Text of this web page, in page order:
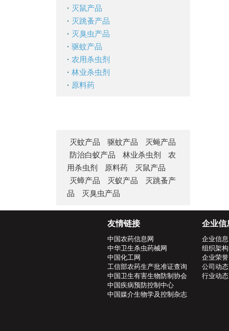
· 灭鼠产品
· 灭跳蚤产品
· 灭臭虫产品
· 驱蚊产品
· 农用杀虫剂
· 林业杀虫剂
· 原料药
灭蚊产品 驱蚊产品
灭蝇产品
防治白蚁产品
林业杀虫剂
农
用杀虫剂
原料药
灭鼠产品
灭蟑产品
灭蚁产品
灭跳蚤产
品
灭臭虫产品
友情链接
中国农药信息网
中华卫生杀虫药械网
中国化工网
工信部农药生产批准证查询
中国卫生有害生物防制协会
中国疾病预防控制中心
中国媒介生物学及控制杂志
企业信
企业信息
组织架构
企业荣誉
公司动态
行业动态